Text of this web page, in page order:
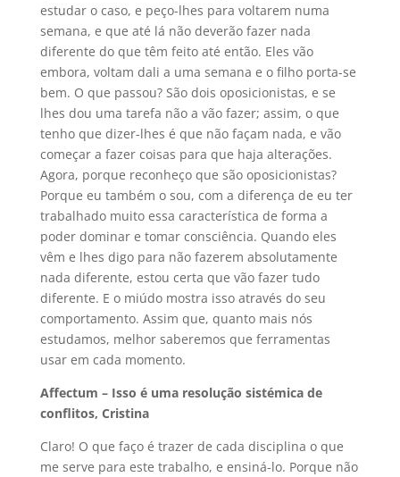
estudar o caso, e peço-lhes para voltarem numa
semana, e que até lá não deverão fazer nada
diferente do que têm feito até então. Eles vão
embora, voltam dali a uma semana e o filho porta-se
bem. O que passou? São dois oposicionistas, e se
lhes dou uma tarefa não a vão fazer; assim, o que
tenho que dizer-lhes é que não façam nada, e vão
começar a fazer coisas para que haja alterações.
Agora, porque reconheço que são oposicionistas?
Porque eu também o sou, com a diferença de eu ter
trabalhado muito essa característica de forma a
poder dominar e tomar consciência. Quando eles
vêm e lhes digo para não fazerem absolutamente
nada diferente, estou certa que vão fazer tudo
diferente. E o miúdo mostra isso através do seu
comportamento. Assim que, quanto mais nós
estudamos, melhor saberemos que ferramentas
usar em cada momento.
Affectum – Isso é uma resolução sistémica de
conflitos, Cristina
Claro! O que faço é trazer de cada disciplina o que
me serve para este trabalho, e ensiná-lo. Porque não